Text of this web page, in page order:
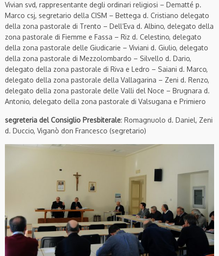
Vivian svd, rappresentante degli ordinari religiosi – Dematté p.
Marco csj, segretario della CISM – Bettega d. Cristiano delegato
della zona pastorale di Trento – Dell’Eva d. Albino, delegato della
zona pastorale di Fiemme e Fassa – Riz d. Celestino, delegato
della zona pastorale delle Giudicarie – Viviani d. Giulio, delegato
della zona pastorale di Mezzolombardo – Silvello d. Dario,
delegato della zona pastorale di Riva e Ledro – Saiani d. Marco,
delegato della zona pastorale della Vallagarina – Zeni d. Renzo,
delegato della zona pastorale delle Valli del Noce – Brugnara d.
Antonio, delegato della zona pastorale di Valsugana e Primiero
segreteria del Consiglio Presbiterale: Romagnuolo d. Daniel, Zeni
d. Duccio, Viganò don Francesco (segretario)